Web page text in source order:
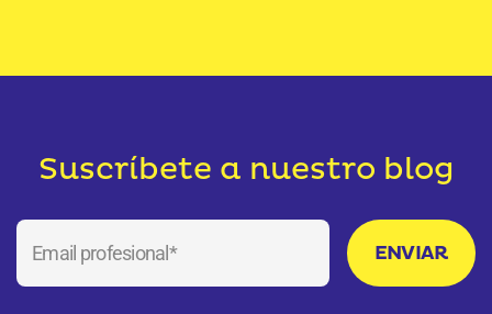
Suscríbete a nuestro blog